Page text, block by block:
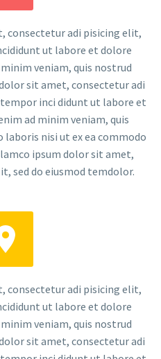
consectetur adi pisicing elit,
ut labore et dolore
veniam, quis nostrud
sit amet, consectetur adi
inci didunt ut labore et
ad minim veniam, quis
nisi ut ex ea commodo
ipsum dolor sit amet,
sed do eiusmod temdolor.
consectetur adi pisicing elit,
ut labore et dolore
veniam, quis nostrud
sit amet, consectetur adi